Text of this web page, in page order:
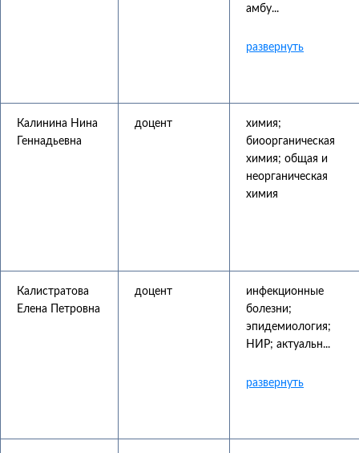
амбу...
Калинина Нина
Геннадьевна
доцент
химия;
биоорганическая
химия; общая и
неорганическая
химия
Калистратова
Елена Петровна
доцент
инфекционные
болезни;
эпидемиология;
НИР; актуальн...